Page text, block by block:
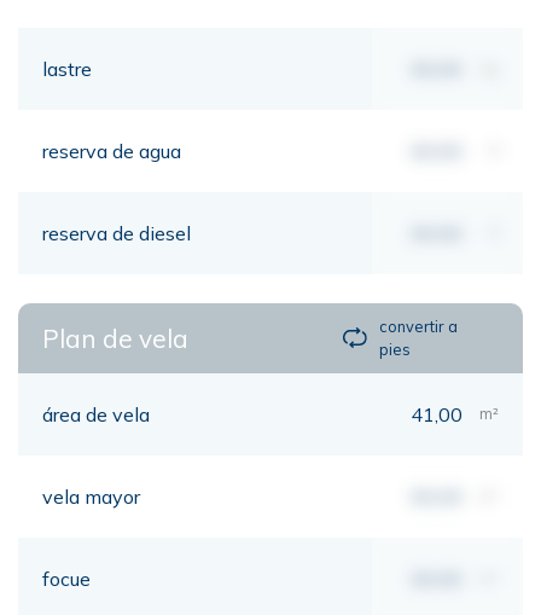
lastre
reserva de agua
reserva de diesel
Plan de vela
convertir a
pies
área de vela 41,00 m²
vela mayor
focue